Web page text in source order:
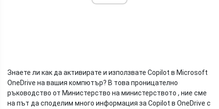
Знаете ли как да активирате и използвате Copilot в Microsoft
OneDrive на вашия компютър? В това проницателно
ръководство от Министерство на министерството , ние сме
на път да споделим много информация за Copilot в OneDrive с